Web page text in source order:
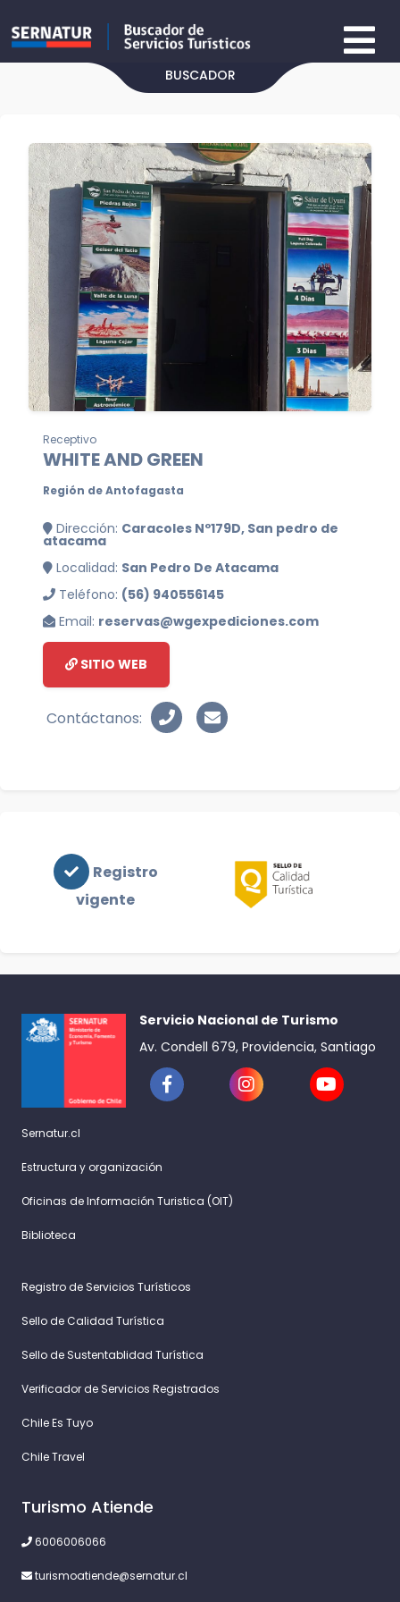
BUSCADOR
Receptivo
WHITE AND GREEN
Región de Antofagasta
Dirección: Caracoles Nº179D, San pedro de
atacama
Localidad: San Pedro De Atacama
Teléfono: (56) 940556145
Email: reservas@wgexpediciones.com
SITIO WEB
Contáctanos:
Registro
vigente
Servicio Nacional de Turismo
Av. Condell 679, Providencia, Santiago
Sernatur.cl
Estructura y organización
Oficinas de Información Turistica (OIT)
Biblioteca
Registro de Servicios Turísticos
Sello de Calidad Turística
Sello de Sustentablidad Turística
Verificador de Servicios Registrados
Chile Es Tuyo
Chile Travel
Turismo Atiende
6006006066
turismoatiende@sernatur.cl